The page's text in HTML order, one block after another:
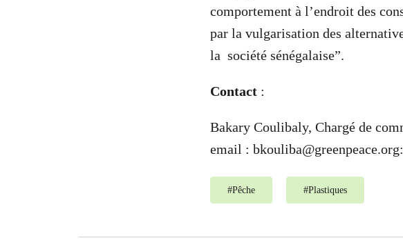
comportement à l’endroit des
par la vulgarisation des
la société sénégalaise”.
Contact :
Bakary Coulibaly, Chargé de
email : bkouliba@greenpeace.org
#Pêche #Plastiques